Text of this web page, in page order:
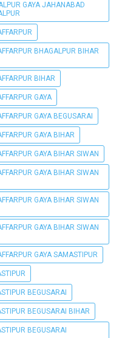
GAYA JAHANABAD
BHAGALPUR BIHAR
BIHAR
GAYA
GAYA BEGUSARAI
GAYA BIHAR
GAYA BIHAR SIWAN
GAYA BIHAR SIWAN
GAYA BIHAR SIWAN
GAYA BIHAR SIWAN
GAYA SAMASTIPUR
BEGUSARAI
BEGUSARAI BIHAR
BEGUSARAI